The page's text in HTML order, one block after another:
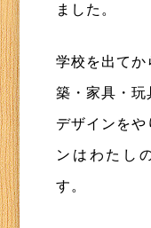
ました。
学校を出てか
築・家具・玩
デザインをや
ンはわたし
す。